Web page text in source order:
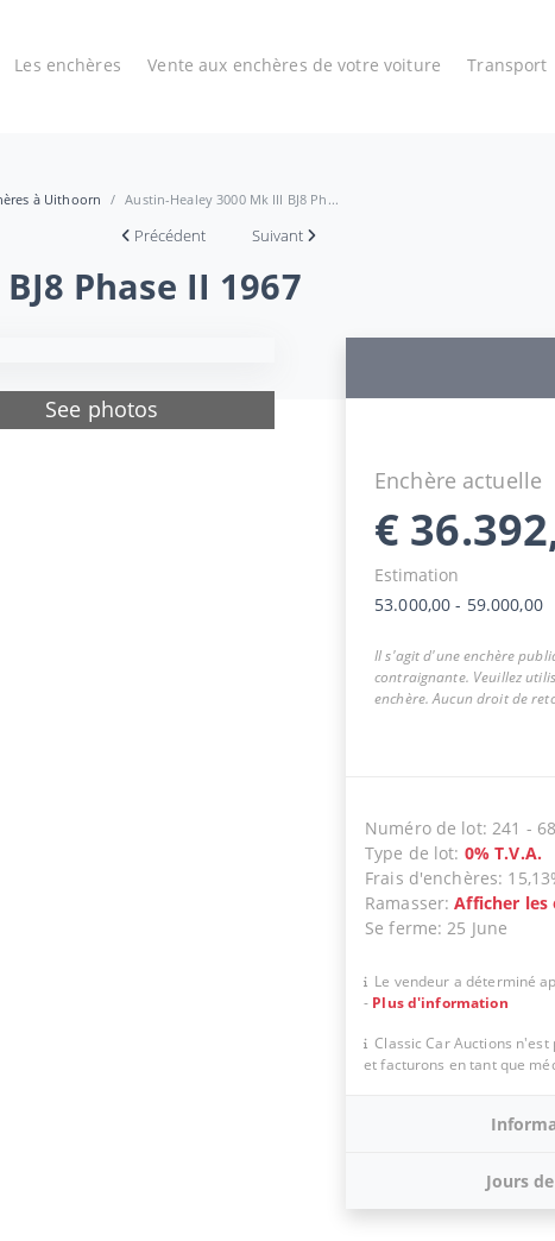
Les enchères Vente aux enchères de votre voiture Transport
à Uithoorn Austin-Healey 3000 Mk III BJ8 Ph...
Précédent Suivant
Phase II 1967
See photos
Enchère actuelle
€
Estimation
53.000,00 - 59.000,00
Il s'agit d'une enchère
contraignante. Veuillez
enchère. Aucun droit de
Numéro de lot: 241 - 68
Type de lot: 0% T.V.A.
Frais d'enchères:
Ramasser:Afficher les
Se ferme:25 June
Le vendeur a déterminé
- Plus d'information
Classic Car Auctions
et facturons en tant que
Jours